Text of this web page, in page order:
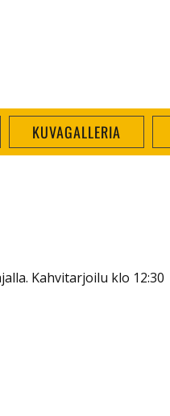
KUVAGALLERIA
Kahvitarjoilu klo 12:30